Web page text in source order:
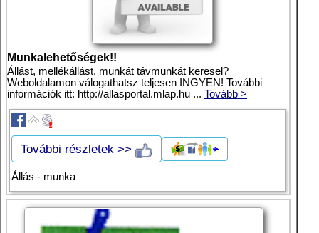
Munkalehetőségek!!
Állást, mellékállást, munkát távmunkát keresel?
Weboldalamon válogathatsz teljesen INGYEN! További
információk itt: http://allasportal.mlap.hu ... Tovább >
További részletek >>
Állás - munka